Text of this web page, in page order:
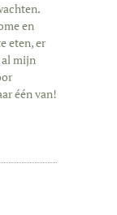
en
eten, er
mijn
één van!